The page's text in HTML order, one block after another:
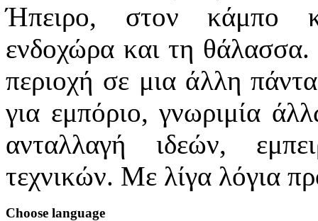
Ήπειρο, στον κάμπο
ενδοχώρα και τη
περιοχή σε μια άλλη
για εμπόριο, γνωριμία
ανταλλαγή ιδεών,
τεχνικών. Με λίγα λόγια
Choose language